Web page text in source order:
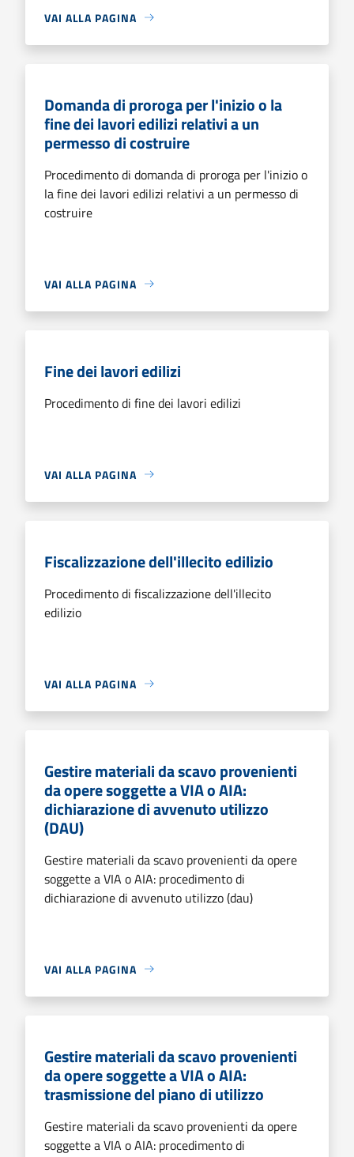
VAI ALLA PAGINA
Domanda di proroga per l'inizio o la
fine dei lavori edilizi relativi a un
permesso di costruire
Procedimento di domanda di proroga per l'inizio o
la fine dei lavori edilizi relativi a un permesso di
costruire
VAI ALLA PAGINA
Fine dei lavori edilizi
Procedimento di fine dei lavori edilizi
VAI ALLA PAGINA
Fiscalizzazione dell'illecito edilizio
Procedimento di fiscalizzazione dell'illecito
edilizio
VAI ALLA PAGINA
Gestire materiali da scavo provenienti
da opere soggette a VIA o AIA:
dichiarazione di avvenuto utilizzo
(DAU)
Gestire materiali da scavo provenienti da opere
soggette a VIA o AIA: procedimento di
dichiarazione di avvenuto utilizzo (dau)
VAI ALLA PAGINA
Gestire materiali da scavo provenienti
da opere soggette a VIA o AIA:
trasmissione del piano di utilizzo
Gestire materiali da scavo provenienti da opere
soggette a VIA o AIA: procedimento di